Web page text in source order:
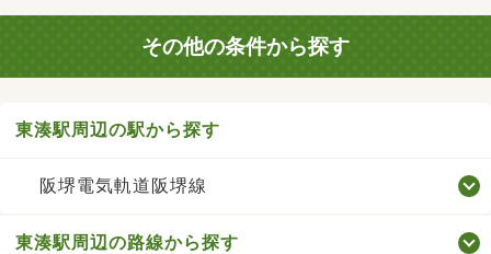
その他の条件から探す
東湊駅周辺の駅から探す
阪堺電気軌道阪堺線
東湊駅周辺の路線から探す